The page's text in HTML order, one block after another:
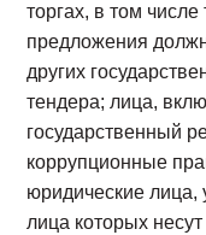
торгах, в том
предложения
других
тендера; лица,
государственный
коррупционные
юридические
лица которых несут